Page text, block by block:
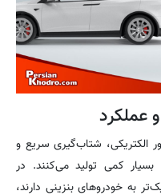
الکتریکی، شتاب‌گیری سریع و
بسیار کمی تولید می‌کنند. در
به خودروهای بنزینی دارند،